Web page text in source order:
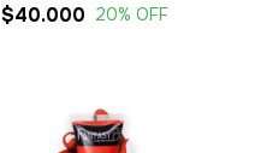
$40.000 20% OFF